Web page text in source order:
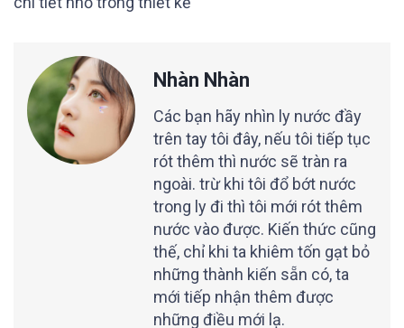
Nhàn Nhàn
Các bạn hãy nhìn ly nước đầy
trên tay tôi đây, nếu tôi tiếp tục
rót thêm thì nước sẽ tràn ra
ngoài. trừ khi tôi đổ bớt nước
trong ly đi thì tôi mới rót thêm
nước vào được. Kiến thức cũng
thế, chỉ khi ta khiêm tốn gạt bỏ
những thành kiến sẵn có, ta
mới tiếp nhận thêm được
những điều mới lạ.